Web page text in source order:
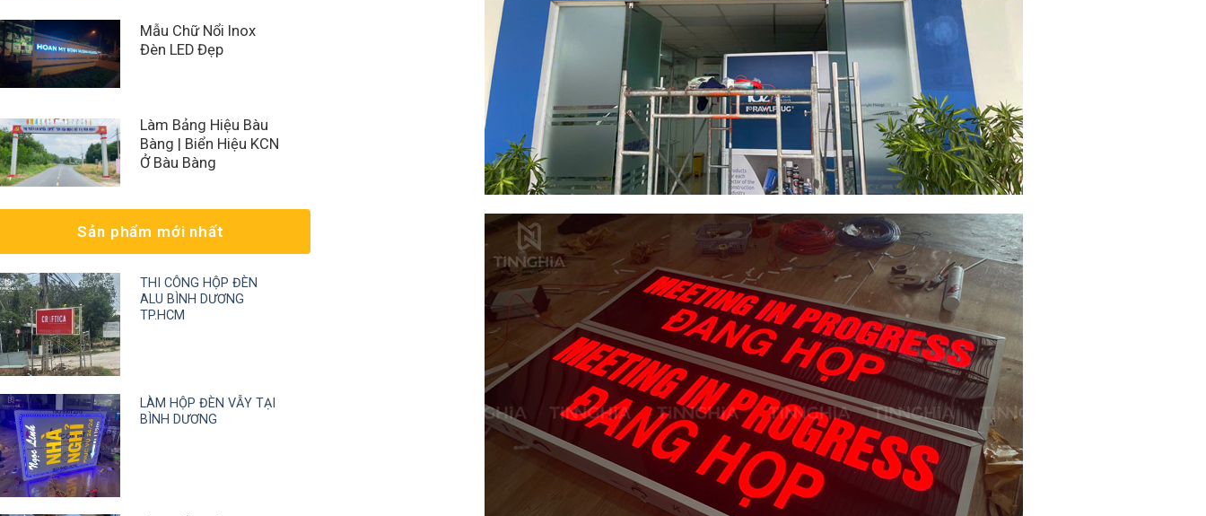
Mẫu Chữ Nổi Inox
Đèn LED Đẹp
Làm Bảng Hiệu Bàu
Bàng | Biển Hiệu KCN
Ở Bàu Bàng
Sản phẩm mới nhất
THI CÔNG HỘP ĐÈN
ALU BÌNH DƯƠNG
TP.HCM
LÀM HỘP ĐÈN VẪY TẠI
BÌNH DƯƠNG